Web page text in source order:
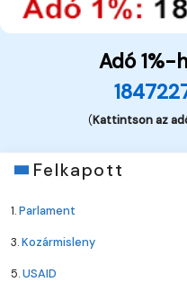
Adó 1%-
(Kattintson az
Felkapott
1.Parlament
3.Kozármisleny
5.USAID